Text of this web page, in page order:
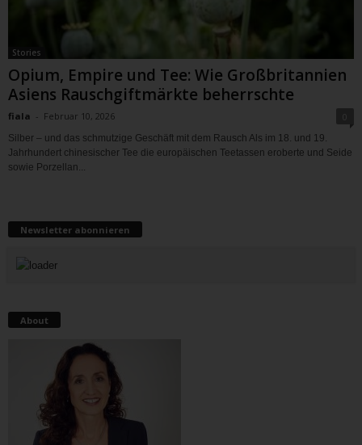
Stories
Opium, Empire und Tee: Wie Großbritannien
Asiens Rauschgiftmärkte beherrschte
fiala - Februar 10, 2026
Silber – und das schmutzige Geschäft mit dem Rausch Als im 18. und 19.
Jahrhundert chinesischer Tee die europäischen Teetassen eroberte und Seide
sowie Porzellan...
Newsletter abonnieren
About